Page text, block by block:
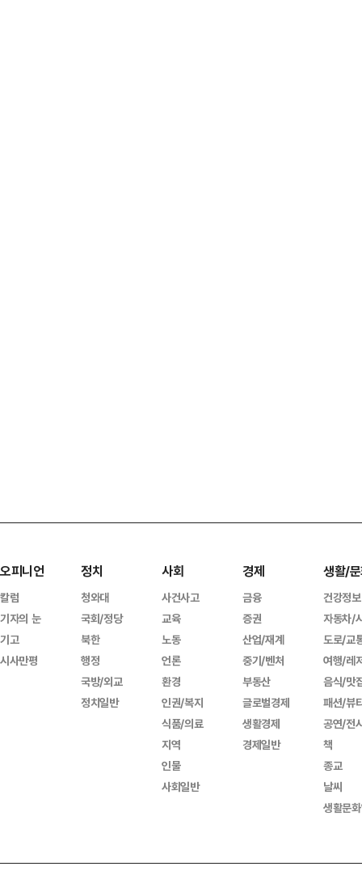
오피니언
칼럼
기자의 눈
기고
시사만평
정치
청와대
국회/정당
북한
행정
국방/외교
정치일반
사회
사건사고
교육
노동
언론
환경
인권/복지
식품/의료
지역
인물
사회일반
경제
금융
증권
산업/재계
중기/벤처
부동산
글로벌경제
생활경제
경제일반
생활/
건강정보
자동차/
도로/교
여행/레
음식/맛
패션/뷰
공연/전
책
종교
날씨
생활문